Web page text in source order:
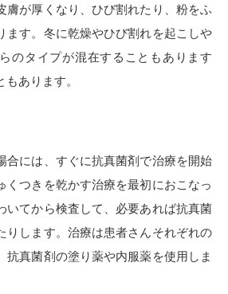
膚が厚くなり、ひび割れたり、粉をふ
ます。冬に乾燥やひび割れを起こしや
のタイプが混在することもあります
あります。
合には、すぐに抗真菌剤で治療を開始
くつきを乾かす治療を最初におこなっ
いてから検査して、必要あれば抗真菌
りします。治療は患者さんそれぞれの
抗真菌剤の塗り薬や内服薬を使用しま